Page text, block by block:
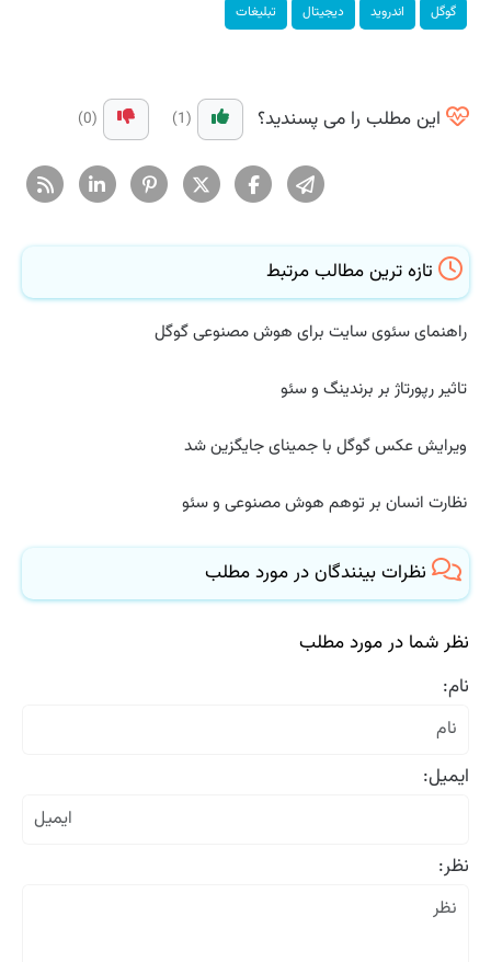
گوگل اندروید دیجیتال تبلیغات
این مطلب را می پسندید؟ (1)
(0)
تازه ترین مطالب مرتبط
راهنمای سئوی سایت برای هوش مصنوعی گوگل
تاثیر رپورتاژ بر برندینگ و سئو
ویرایش عکس گوگل با جمینای جایگزین شد
نظارت انسان بر توهم هوش مصنوعی و سئو
نظرات بینندگان در مورد مطلب
نظر شما در مورد مطلب
نام:
ایمیل:
نظر: